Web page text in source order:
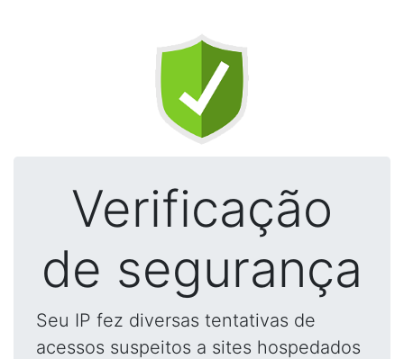
Verificação
de segurança
Seu IP fez diversas tentativas de
acessos suspeitos a sites hospedados